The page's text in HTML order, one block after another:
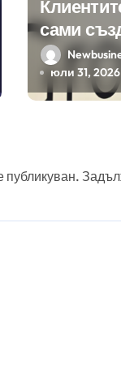
сами
450
ERP
помощта
юли 31, 2026